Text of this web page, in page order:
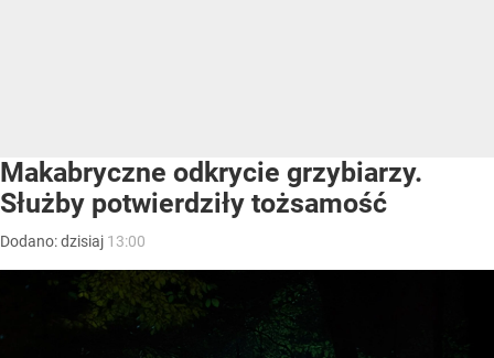
Makabryczne odkrycie grzybiarzy.
Służby potwierdziły tożsamość
Dodano:dzisiaj 13:00